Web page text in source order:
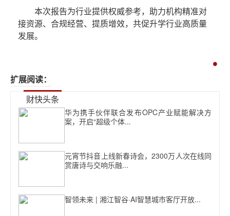
本次报告为行业提供权威参考，助力机构精准对
接资源、合规经营、提质增效，共促升学行业高质量
发展。
扩展阅读：
财快头条
华为携手伙伴联合发布OPC产业赋能解决方
案，开启“超级个体...
元宵节抖音上线新春诗会，2300万人次在线同
赏唐诗与交响乐融...
智领未来 | 湘江智谷·AI智慧城市客厅开放...